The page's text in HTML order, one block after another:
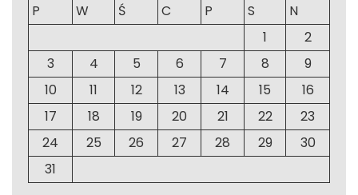
P
W Ś C P S
N
1
2
3
4 5 6 7 8
9
10
11 12 13 14 15
16
17
18 19 20 21 22
23
24
25 26 27 28 29
30
31